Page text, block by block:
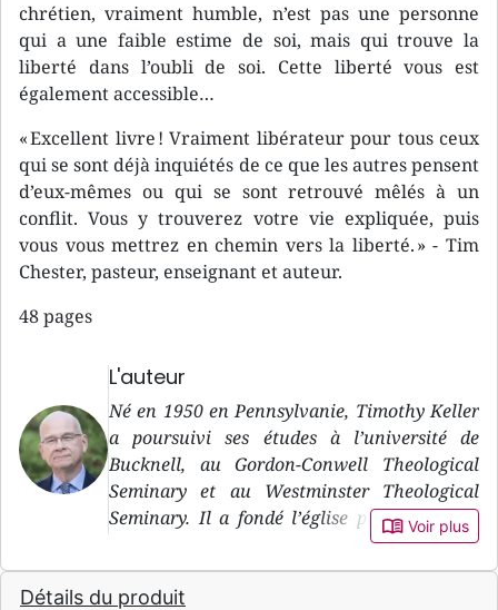
chrétien, vraiment humble, n’est pas une personne
qui a une faible estime de soi, mais qui trouve la
liberté dans l’oubli de soi. Cette liberté vous est
également accessible…
« Excellent livre ! Vraiment libérateur pour tous ceux
qui se sont déjà inquiétés de ce que les autres pensent
d’eux-mêmes ou qui se sont retrouvé mêlés à un
conflit. Vous y trouverez votre vie expliquée, puis
vous vous mettrez en chemin vers la liberté. » - Tim
Chester, pasteur, enseignant et auteur.
48 pages
L'auteur
Né en 1950 en Pennsylvanie, Timothy Keller
a poursuivi ses études à l’université de
Bucknell, au Gordon-Conwell Theological
Seminary et au Westminster Theological
Seminary. Il a fondé l’église presbytérienne
du Rédempteur (Redeemer Presbyterian
Church) à Manhattan.
book_open Voir plus
Détails du produit